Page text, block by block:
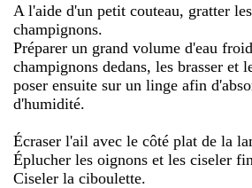
A l'aide d'un petit couteau, gratter
champignons.
Préparer un grand volume d'eau
champignons dedans, les brasser et
poser ensuite sur un linge afin
d'humidité.
Écraser l'ail avec le côté plat de la
Éplucher les oignons et les ciseler
Ciseler la ciboulette.